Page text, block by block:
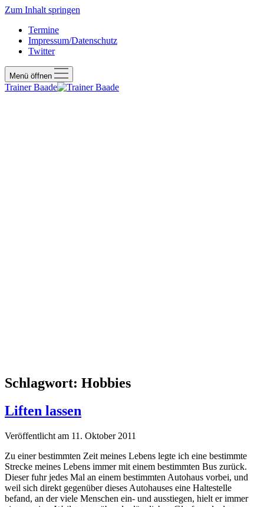
Zum Inhalt springen
Termine
Impressum/Datenschutz
Twitter
Menü öffnen
Trainer Baade
Schlagwort: Hobbies
Liften lassen
Veröffentlicht am 11. Oktober 2011
Zu einer bestimmten Zeit meines Lebens legte ich eine bestimmte
Strecke meines Lebens immer mit einem bestimmten Bus zurück.
Dieser fuhr jedes Mal an einem bestimmten Autohaus vorbei, und
weil sich direkt gegenüber dieses Autohauses eine Haltestelle
befand, an der viele Menschen ein- und ausstiegen, hielt er immer